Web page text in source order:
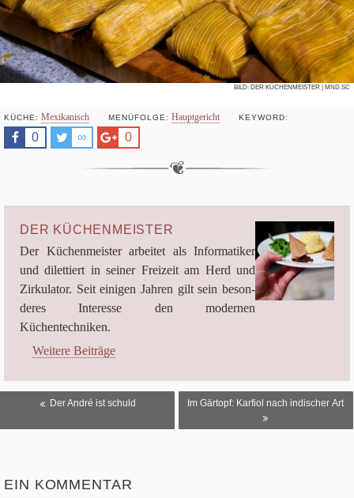
BILD: DER KÜCHENMEISTER | MND.SC
KÜCHE: Mexi­ka­nisch MENÜ­FOLGE: Haupt­ge­richt KEY­WORD:
Like
0 Tweet
∞ Share
0
DER KÜCHENMEISTER
Der Küchen­meis­ter arbei­tet als Infor­ma­ti­ker
und dilet­tiert in sei­ner Frei­zeit am Herd und
Zir­ku­la­tor. Seit eini­gen Jah­ren gilt sein beson­
de­res Inter­esse den moder­nen
Küchentechniken.
Weitere Beiträge
Der André ist schuld Im Gärtopf: Karfiol nach indischer Art
EIN KOMMENTAR